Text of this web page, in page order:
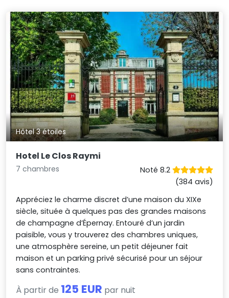
Hôtel 3 étoiles
Hotel Le Clos Raymi
7 chambres
Noté 8.2
(384 avis)
Appréciez le charme discret d’une maison du XIXe
siècle, située à quelques pas des grandes maisons
de champagne d’Épernay. Entouré d’un jardin
paisible, vous y trouverez des chambres uniques,
une atmosphère sereine, un petit déjeuner fait
maison et un parking privé sécurisé pour un séjour
sans contraintes.
À partir de 125 EUR par nuit